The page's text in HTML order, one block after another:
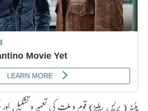
پٹنہ ( پریس ریلیز) قوم و ملت کی تعمیر و تشکیل